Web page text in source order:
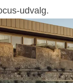
udvalg.